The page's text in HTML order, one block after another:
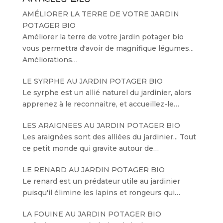
AMÉLIORER LA TERRE DE VOTRE JARDIN
POTAGER BIO
Améliorer la terre de votre jardin potager bio
vous permettra d'avoir de magnifique légumes...
Améliorations…
LE SYRPHE AU JARDIN POTAGER BIO
Le syrphe est un allié naturel du jardinier, alors
apprenez à le reconnaitre, et accueillez-le…
LES ARAIGNEES AU JARDIN POTAGER BIO
Les araignées sont des alliées du jardinier... Tout
ce petit monde qui gravite autour de…
LE RENARD AU JARDIN POTAGER BIO
Le renard est un prédateur utile au jardinier
puisqu'il élimine les lapins et rongeurs qui…
LA FOUINE AU JARDIN POTAGER BIO